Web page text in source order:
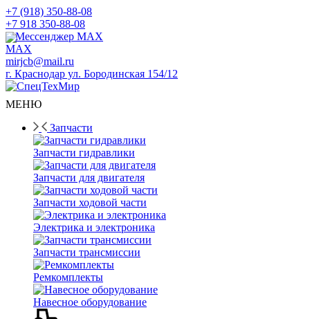
+7 (918) 350-88-08
+7 918 350-88-08
Мессенджер MAX
mirjcb@mail.ru
г. Краснодар ул. Бородинская 154/12
МЕНЮ
Запчасти
Запчасти гидравлики
Запчасти для двигателя
Запчасти ходовой части
Электрика и электроника
Запчасти трансмиссии
Ремкомплекты
Навесное оборудование